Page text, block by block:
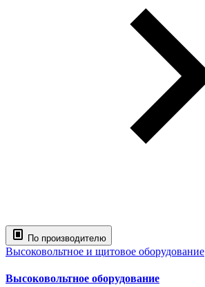
По производителю
Высоковольтное и щитовое оборудование
Высоковольтное оборудование